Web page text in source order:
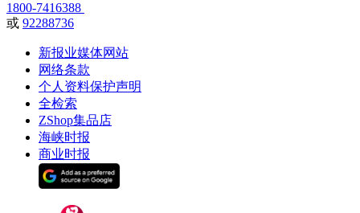
1800-7416388
或 92288736
新报业媒体网站
网络条款
个人资料保护声明
全检索
ZShop集品店
海峡时报
商业时报